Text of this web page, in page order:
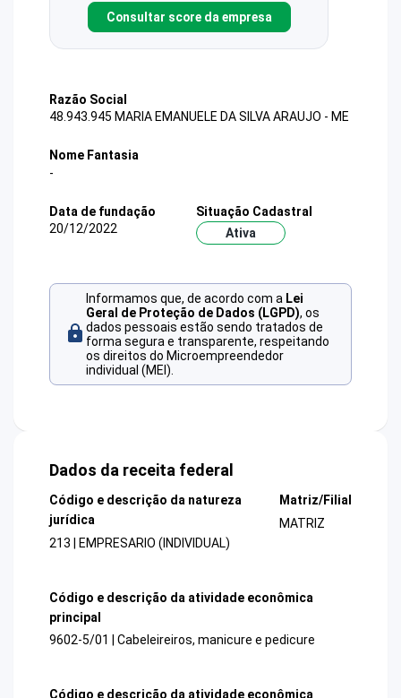
Consultar score da empresa
Razão Social
48.943.945 MARIA EMANUELE DA SILVA ARAUJO - ME
Nome Fantasia
-
Data de fundação
20/12/2022
Situação Cadastral
Ativa
Informamos que, de acordo com a Lei
Geral de Proteção de Dados (LGPD), os
dados pessoais estão sendo tratados de
forma segura e transparente, respeitando
os direitos do Microempreendedor
individual (MEI).
Dados da receita federal
Código e descrição da natureza
jurídica
213 | EMPRESARIO (INDIVIDUAL)
Matriz/Filial
MATRIZ
Código e descrição da atividade econômica
principal
9602-5/01 | Cabeleireiros, manicure e pedicure
Código e descrição da atividade econômica